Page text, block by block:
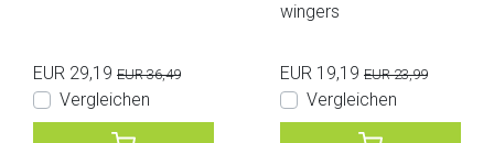
EUR 29,19 EUR 36,49
Vergleichen
wingers
EUR 19,19 EUR 23,99
Vergleichen